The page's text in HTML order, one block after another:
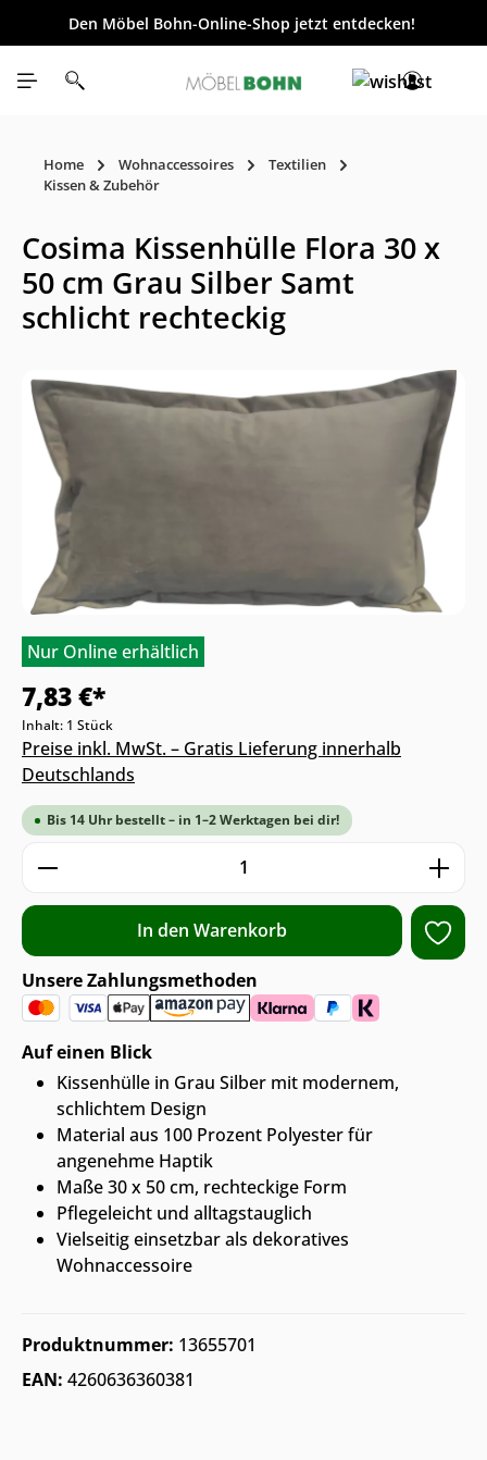
springen
Den Möbel Bohn-Online-Shop jetzt entdecken!
Home Wohnaccessoires
Textilien
Kissen & Zubehör
Cosima Kissenhülle Flora 30 x
50 cm Grau Silber Samt
schlicht rechteckig
Nur Online erhältlich
7,83 €*
Inhalt: 1 Stück
Preise inkl. MwSt. – Gratis Lieferung innerhalb
Deutschlands
Bis 14 Uhr bestellt – in 1–2 Werktagen bei dir!
Produkt Anzahl: Gib den
In den Warenkorb
Unsere Zahlungsmethoden
Auf einen Blick
Kissenhülle in Grau Silber mit modernem,
schlichtem Design
Material aus 100 Prozent Polyester für
angenehme Haptik
Maße 30 x 50 cm, rechteckige Form
Pflegeleicht und alltagstauglich
Vielseitig einsetzbar als dekoratives
Wohnaccessoire
Produktnummer: 13655701
EAN: 4260636360381